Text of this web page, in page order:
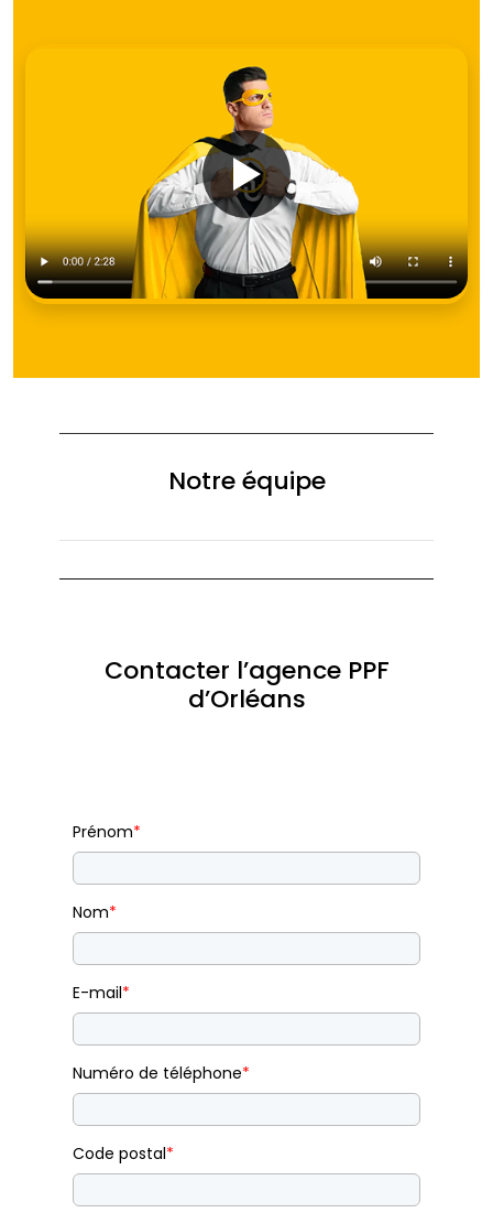
Notre équipe
Contacter l’agence PPF
d’Orléans
Prénom*
Nom*
E-mail*
Numéro de téléphone*
Code postal*